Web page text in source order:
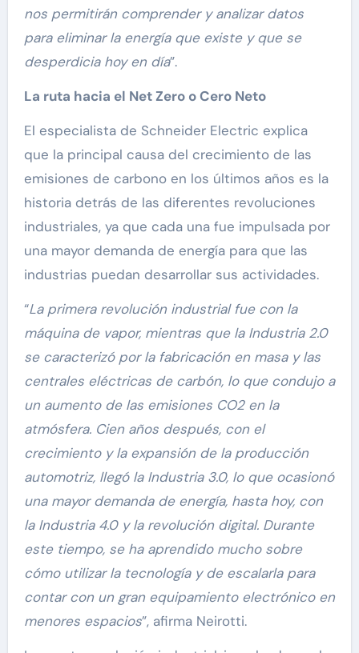
nos permitirán comprender y analizar datos
para eliminar la energía que existe y que se
desperdicia hoy en día”.
La ruta hacia el Net Zero o Cero Neto
El especialista de Schneider Electric explica
que la principal causa del crecimiento de las
emisiones de carbono en los últimos años es la
historia detrás de las diferentes revoluciones
industriales, ya que cada una fue impulsada por
una mayor demanda de energía para que las
industrias puedan desarrollar sus actividades.
“La primera revolución industrial fue con la
máquina de vapor, mientras que la Industria 2.0
se caracterizó por la fabricación en masa y las
centrales eléctricas de carbón, lo que condujo a
un aumento de las emisiones CO2 en la
atmósfera. Cien años después, con el
crecimiento y la expansión de la producción
automotriz, llegó la Industria 3.0, lo que ocasionó
una mayor demanda de energía, hasta hoy, con
la Industria 4.0 y la revolución digital. Durante
este tiempo, se ha aprendido mucho sobre
cómo utilizar la tecnología y de escalarla para
contar con un gran equipamiento electrónico en
menores espacios”, afirma Neirotti.